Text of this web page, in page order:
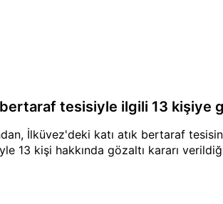
tesisiyle ilgili 13 kişiye
İlküvez'deki katı atık bertaraf
13 kişi hakkında gözaltı kararı